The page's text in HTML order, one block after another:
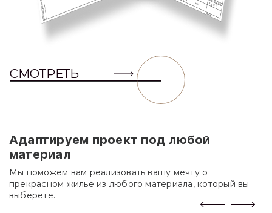
СМОТРЕТЬ
Адаптируем проект под любой
материал
Мы поможем вам реализовать вашу мечту о
прекрасном жилье из любого материала, который вы
выберете.